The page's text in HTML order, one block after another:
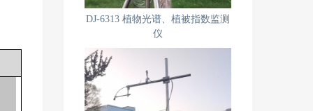
DJ-6313 植物光谱、植被指数监测
仪